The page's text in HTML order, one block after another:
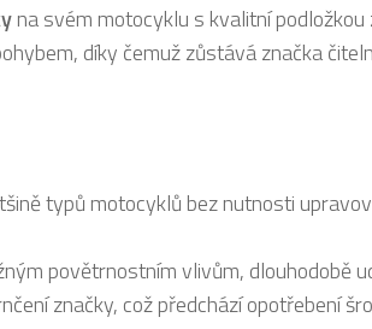
na svém motocyklu s kvalitní podložkou
díky čemuž zůstává značka
typů motocyklů bez nutnosti
povětrnostním vlivům, dlouhodobě
značky, což předchází opotřebení